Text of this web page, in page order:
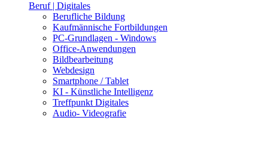
Beruf | Digitales
Berufliche Bildung
Kaufmännische Fortbildungen
PC-Grundlagen - Windows
Office-Anwendungen
Bildbearbeitung
Webdesign
Smartphone / Tablet
KI - Künstliche Intelligenz
Treffpunkt Digitales
Audio- Videografie